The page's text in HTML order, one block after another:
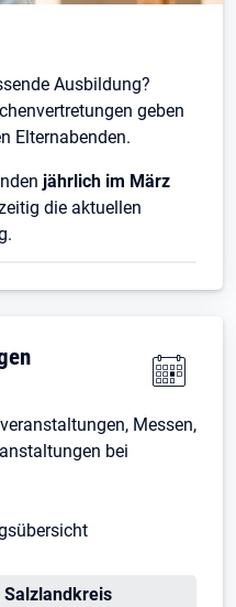
Ausbildung?
geben
Elternabenden.
jährlich im März
die aktuellen
Messen,
bei